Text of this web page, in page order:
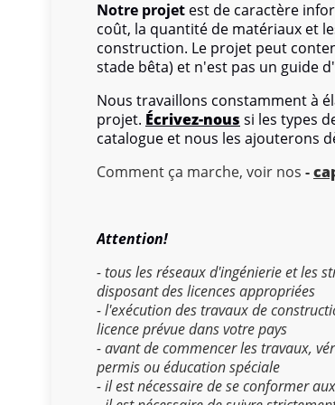
Notre projet est de caractère
coût, la quantité de matériaux et
construction. Le projet peut
stade bêta) et n'est pas un guide
Nous travaillons constamment à
projet. Écrivez-nous si les types
catalogue et nous les ajouterons
Comment ça marche, voir nos -
Attention!
- tous les réseaux d'ingénierie et les
disposant des licences appropriées
- l'exécution des travaux de
licence prévue dans votre pays
- avant de commencer les travaux,
permis ou éducation spéciale
- il est nécessaire de se conformer